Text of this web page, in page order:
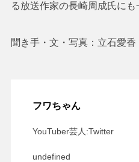
る放送作家の長崎周成氏にも
聞き手・文・写真：立石愛香
フワちゃん
YouTuber芸人:Twitter
undefined